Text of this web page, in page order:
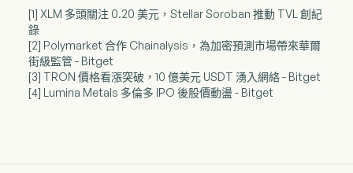
[1] XLM 多頭關注 0.20 美元，Stellar Soroban 推動 TVL 創紀
錄
[2] Polymarket 合作 Chainalysis，為加密預測市場帶來華爾
街級監管 - Bitget
[3] TRON 價格看漲突破，10 億美元 USDT 湧入網絡 - Bitget
[4] Lumina Metals 多倫多 IPO 後股價動盪 - Bitget